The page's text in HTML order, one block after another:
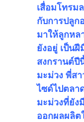
เสื่อมโทรม
กับการปลูก
มาให้ลูกห
ยังอยู่ เป็น
สงกรานต์ปี
มะม่วง พี่ส
ไซด์ไปตลา
มะม่วงที่ยัง
ออกผลผลิต